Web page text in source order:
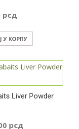
рсд
У КОРПУ
Liver Powder
рсд